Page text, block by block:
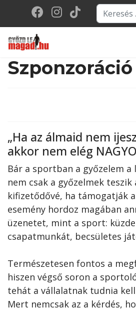
Keresés...
Szponzoráció
„Ha az álmaid nem
akkor nem elég
Bár a sportban a győzelem a
nem csak a győzelmek teszik
kifizetődővé, ha támogatják
esemény hordoz magában
üzenetet, mint a sport:
csapatmunkát, becsületes
Természetesen fontos a
hiszen végső soron a
tehát a vállalatnak tudnia
Mert nemcsak az a kérdés,